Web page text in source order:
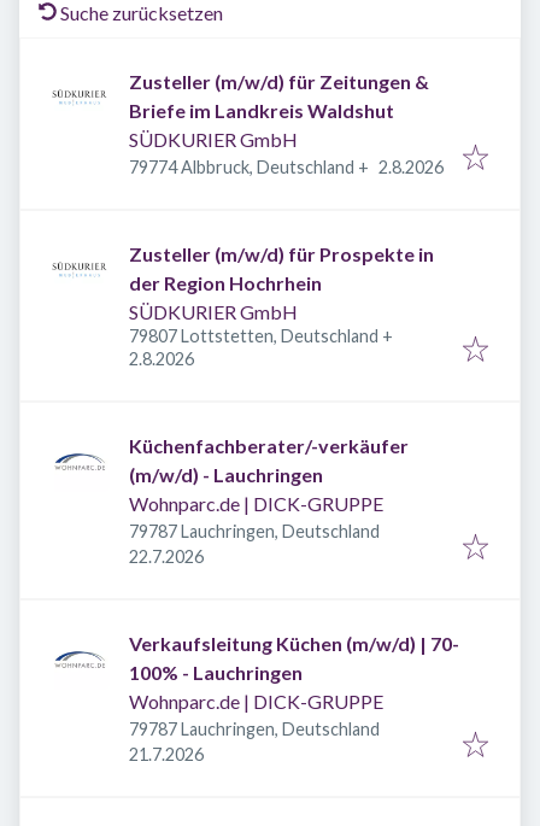
Suche zurücksetzen
Zusteller (m/w/d) für Zeitungen &
Briefe im Landkreis Waldshut
SÜDKURIER GmbH
79774 Albbruck, Deutschland + Veröffentlicht
2.8.2026
Zusteller (m/w/d) für Prospekte in
der Region Hochrhein
SÜDKURIER GmbH
79807 Lottstetten, Deutschland +
Veröffentlicht
2.8.2026
Küchenfachberater/-verkäufer
(m/w/d) - Lauchringen
Wohnparc.de | DICK-GRUPPE
79787 Lauchringen, Deutschland
Veröffentlicht
22.7.2026
Verkaufsleitung Küchen (m/w/d) | 70-
100% - Lauchringen
Wohnparc.de | DICK-GRUPPE
79787 Lauchringen, Deutschland
Veröffentlicht
21.7.2026